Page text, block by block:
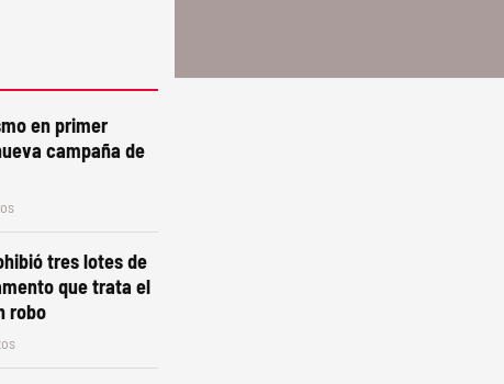
en primer
campaña de
tres lotes de
que trata el
robo